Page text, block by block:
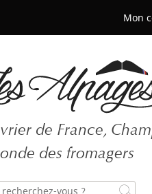
de France,
des fromagers
Mon
Mot de passe oublié ?
CRÉER UN